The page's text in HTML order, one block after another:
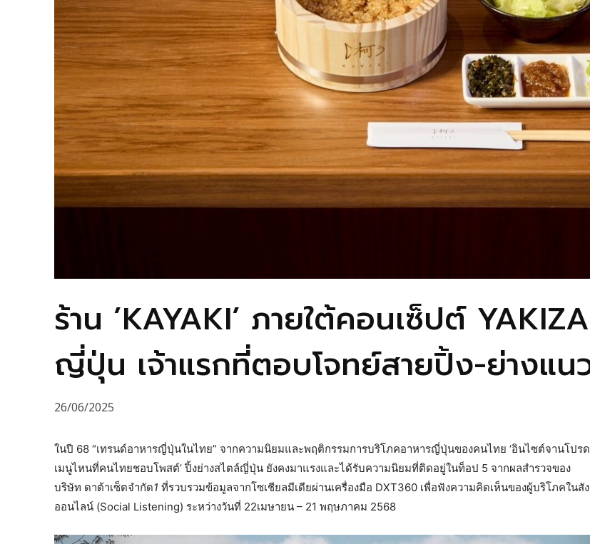
ร้าน ’KAYAKI’ ภายใต้คอนเซ็ปต์
ญี่ปุ่น เจ้าแรกที่ตอบโจทย์สายปิ้ง-ย่างแน
26/06/2025
ในปี 68 “เทรนด์อาหารญี่ปุ่นในไทย” จากความนิยมและพฤติกรรมการบริโภคอาหารญี่ปุ่นของคนไทย ‘อินไซต์จานโปร
เมนูไหนที่คนไทยชอบโพสต์’ ปิ้งย่างสไตล์ญี่ปุ่น ยังคงมาแรงและได้รับความนิยมที่ติดอยู่ในท็อป 5 จากผลสำรวจของ
บริษัท ดาต้าเซ็ตจำกัด1 ที่รวบรวมข้อมูลจากโซเชียลมีเดียผ่านเครื่องมือ DXT360 เพื่อฟังความคิดเห็นของผู้บริโภคในสั
ออนไลน์ (Social Listening) ระหว่างวันที่ 22เมษายน – 21 พฤษภาคม 2568